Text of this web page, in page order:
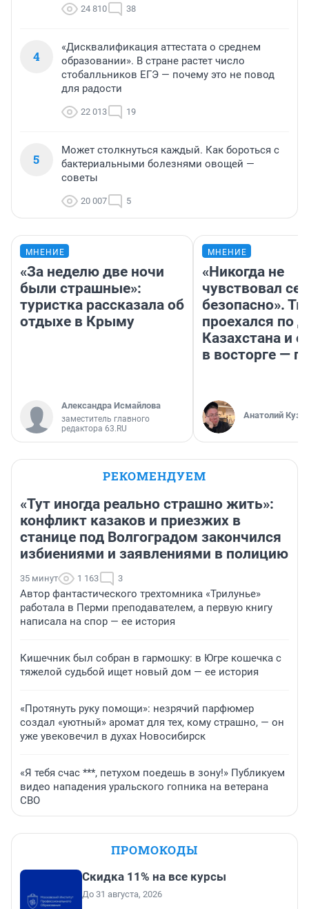
24 810 38
4
«Дисквалификация аттестата о среднем
образовании». В стране растет число
стобалльников ЕГЭ — почему это не повод
для радости
22 013 19
5
Может столкнуться каждый. Как бороться с
бактериальными болезнями овощей —
советы
20 007 5
МНЕНИЕ
«За неделю две ночи
были страшные»:
туристка рассказала об
отдыхе в Крыму
Александра Исмайлова
заместитель главного
редактора 63.RU
МНЕНИЕ
«Никогда не
чувствовал
безопасно».
проехался по
Казахстана и
в восторге —
Анатолий
РЕКОМЕНДУЕМ
«Тут иногда реально страшно жить»:
конфликт казаков и приезжих в
станице под Волгоградом закончился
избиениями и заявлениями в полицию
35 минут 1 163 3
Автор фантастического трехтомника «Трилунье»
работала в Перми преподавателем, а первую книгу
написала на спор — ее история
Кишечник был собран в гармошку: в Югре кошечка с
тяжелой судьбой ищет новый дом — ее история
«Протянуть руку помощи»: незрячий парфюмер
создал «уютный» аромат для тех, кому страшно, — он
уже увековечил в духах Новосибирск
«Я тебя счас ***, петухом поедешь в зону!» Публикуем
видео нападения уральского гопника на ветерана
СВО
ПРОМОКОДЫ
Скидка 11% на все курсы
До 31 августа, 2026